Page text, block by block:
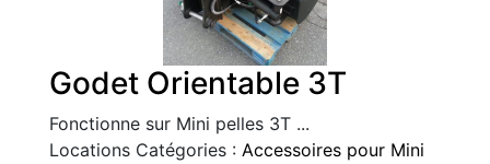
Godet Orientable 3T
Fonctionne sur Mini pelles 3T ...
Locations Catégories : Accessoires pour Mini